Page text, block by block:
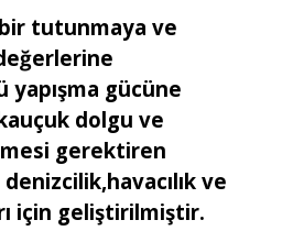
bir tutunmaya ve
yapışma gücüne
dolgu ve
gerektiren
ve
için geliştirilmiştir.